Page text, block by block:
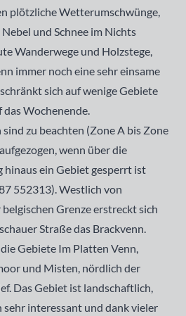
plötzliche Wetterumschwünge,
und Schnee im Nichts
Wanderwege und Holzstege,
immer noch eine sehr einsame
sich auf wenige Gebiete
das Wochenende.
zu beachten (Zone A bis Zone
wenn über die
hinaus ein Gebiet gesperrt ist
552313). Westlich von
Grenze erstreckt sich
Straße das Brackvenn.
Gebiete Im Platten Venn,
und Misten, nördlich der
Das Gebiet ist landschaftlich,
interessant und dank vieler